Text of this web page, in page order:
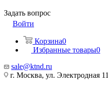
Задать вопрос
Войти
Корзина0
Избранные товары0
sale@ktnd.ru
г. Москва, ул. Электродная 11